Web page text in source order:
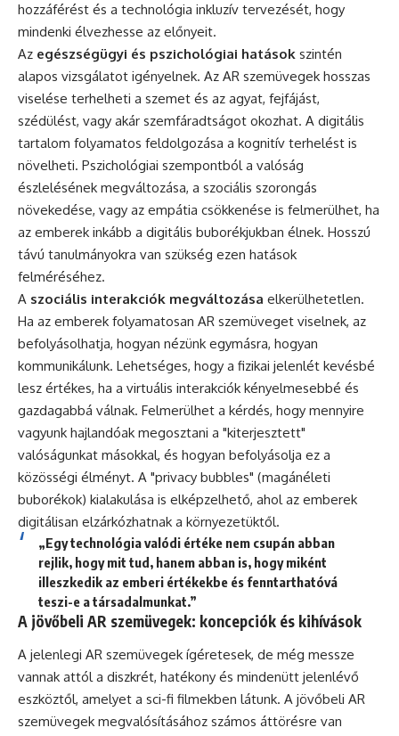
hozzáférést és a technológia inkluzív tervezését, hogy
mindenki élvezhesse az előnyeit.
Az egészségügyi és pszichológiai hatások szintén
alapos vizsgálatot igényelnek. Az AR szemüvegek hosszas
viselése terhelheti a szemet és az agyat, fejfájást,
szédülést, vagy akár szemfáradtságot okozhat. A digitális
tartalom folyamatos feldolgozása a kognitív terhelést is
növelheti. Pszichológiai szempontból a valóság
észlelésének megváltozása, a szociális szorongás
növekedése, vagy az empátia csökkenése is felmerülhet, ha
az emberek inkább a digitális buborékjukban élnek. Hosszú
távú tanulmányokra van szükség ezen hatások
felméréséhez.
A szociális interakciók megváltozása elkerülhetetlen.
Ha az emberek folyamatosan AR szemüveget viselnek, az
befolyásolhatja, hogyan nézünk egymásra, hogyan
kommunikálunk. Lehetséges, hogy a fizikai jelenlét kevésbé
lesz értékes, ha a virtuális interakciók kényelmesebbé és
gazdagabbá válnak. Felmerülhet a kérdés, hogy mennyire
vagyunk hajlandóak megosztani a "kiterjesztett"
valóságunkat másokkal, és hogyan befolyásolja ez a
közösségi élményt. A "privacy bubbles" (magánéleti
buborékok) kialakulása is elképzelhető, ahol az emberek
digitálisan elzárkózhatnak a környezetüktől.
„Egy technológia valódi értéke nem csupán abban
rejlik, hogy mit tud, hanem abban is, hogy miként
illeszkedik az emberi értékekbe és fenntarthatóvá
teszi-e a társadalmunkat.”
A jövőbeli AR szemüvegek: koncepciók és kihívások
A jelenlegi AR szemüvegek ígéretesek, de még messze
vannak attól a diszkrét, hatékony és mindenütt jelenlévő
eszköztől, amelyet a sci-fi filmekben látunk. A jövőbeli AR
szemüvegek megvalósításához számos áttörésre van